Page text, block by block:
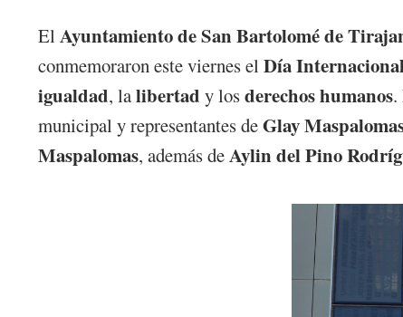
El Ayuntamiento de San Bartolomé de
conmemoraron este viernes el Día
igualdad, lalibertad y losderechos humanos.
municipal y representantes deGlay
Maspalomas, además deAylin del Pino